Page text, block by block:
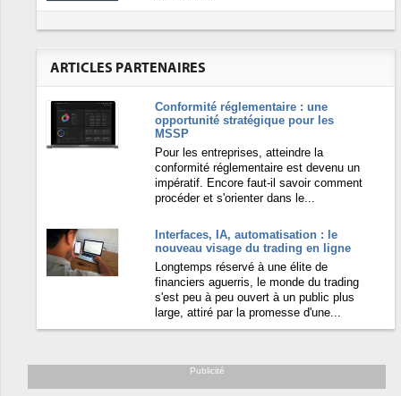
ARTICLES PARTENAIRES
Conformité réglementaire : une
opportunité stratégique pour les
MSSP
Pour les entreprises, atteindre la
conformité réglementaire est devenu un
impératif. Encore faut-il savoir comment
procéder et s'orienter dans le...
Interfaces, IA, automatisation : le
nouveau visage du trading en ligne
Longtemps réservé à une élite de
financiers aguerris, le monde du trading
s'est peu à peu ouvert à un public plus
large, attiré par la promesse d'une...
Publicité